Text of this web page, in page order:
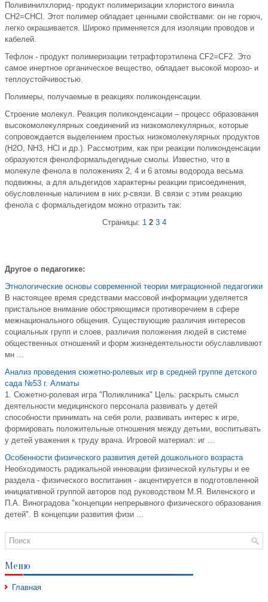
Поливинилхлорид- продукт полимеризации хлористого винила
CH2=CHCl. Этот полимер обладает ценными свойствами: он не горюч,
легко окрашивается. Широко применяется для изоляции проводов и
кабелей.
Тефлон - продукт полимеризации тетрафторэтилена CF2=CF2. Это
самое инертное органическое вещество, обладает высокой морозо- и
теплоустойчивостью.
Полимеры, получаемые в реакциях поликонденсации.
Строение молекул. Реакция поликонденсации – процесс образования
высокомолекулярных соединений из низкомолекулярных, которые
сопровождается выделением простых низкомолекулярных продуктов
(H2O, NH3, HCl и др.). Рассмотрим, как при реакции поликонденсации
образуются фенолформальдегидные смолы. Известно, что в
молекуле фенола в положениях 2, 4 и 6 атомы водорода весьма
подвижны, а для альдегидов характерны реакции присоединения,
обусловленные наличием в них p-связи. В связи с этим реакцию
фенола с формальдегидом можно отразить так:
Страницы: 1 2 3 4
Другое о педагогике:
Этнологические основы современной теории миграционной педагогики
В настоящее время средствами массовой информации уделяется
пристальное внимание обостряющимся противоречием в сфере
межнационального общения. Существующие различия интересов
социальных групп и слоев, различия положения людей в системе
общественных отношений и форм жизнедеятельности обуславливают
мн ...
Анализ проведения сюжетно-ролевых игр в средней группе детского
сада №53 г. Алматы
1. Сюжетно-ролевая игра "Поликлиника" Цель: раскрыть смысл
деятельности медицинского персонала развивать у детей
способности принимать на себя роли, развивать интерес к игре,
формировать положительные отношения между детьми, воспитывать
у детей уважения к труду врача. Игровой материал: иг ...
Особенности физического развития детей дошкольного возраста
Необходимость радикальной инновации физической культуры и ее
раздела - физического воспитания - акцентируется в подготовленной
инициативной группой авторов под руководством М.Я. Виленского и
П.А. Виноградова "концепции непрерывного физического образования
детей". В концепции развития физи ...
Меню
Главная